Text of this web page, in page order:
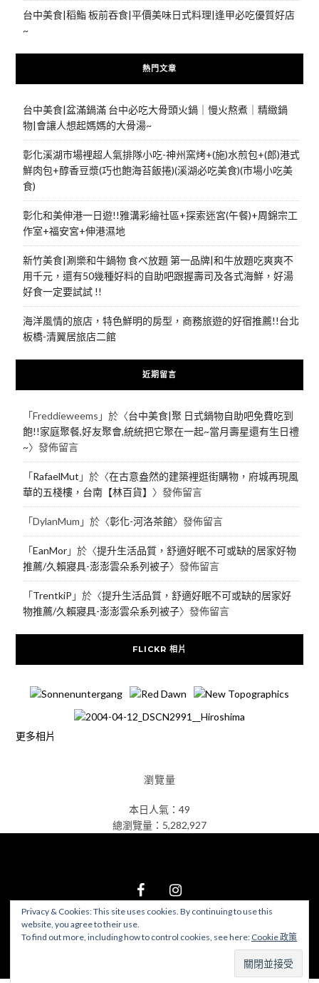
台中美食|稻鮨 板前吞食|平價美味日式料理|逢甲必吃優質好店
~
熱門文章
台中美食|盆滿鍋滿 台中必吃大骨頭火鍋｜慢火熬煮｜精緻鍋
物|會讓人想起媽媽的大骨湯~
彰化溪湖市場裡超人氣排隊小吃-神州窯烤+(施)水煎包+(郎)港式
鮮肉包+醇香豆漿(巧也飽海苔飯捲)(溪湖必吃美食)(市場小吃美
食)
彰化和美伸港一日遊!!雅溝彩繪社區+探索迷宮(午餐)+周錦宗工
作室+福安宮+伸港濕地
新竹美食|涮樂和牛鍋物 食べ放題 第一品牌|和牛放題吃爽爽不
用千元，還有50幾種好料的自助吧跟握壽司及各式海鮮，好湯
好食一定要試試 !!
海洋風情的旅店，特色鮮明的房型，商務旅遊的好宿推薦!!台北
板橋-清翼居旅店二館
近期留言
「Freddieweems 」於〈台中美食|聚 日式鍋物自助吧免費吃到
飽!!家庭聚餐,好友聚會,統統把它聚在一起~當月壽星還有生日禮
~〉發佈留言
「RafaelMut 」於〈在古意盎然的建築裡逛街購物，府城再現風
華的五棧樓，台南【林百貨】 〉發佈留言
「DylanMum 」於〈彰化-河洛茶館〉發佈留言
「EanMor」於〈提升生活品質，舒適好眠不可或缺的居家好物
推薦/久賴寢具-澎澎雲朵系列被子〉發佈留言
「TrentkiP 」於〈提升生活品質，舒適好眠不可或缺的居家好
物推薦/久賴寢具-澎澎雲朵系列被子〉發佈留言
FLICKR 相片
更多相片
瀏覽量
本日人氣：49
總瀏覽量：5,282,927
© 2026 食在好遊趣 – Black Theme by ZThemes Studio
Privacy & Cookies: This site uses cookies. By continuing to use this
website, you agree to their use.
To find out more, including how to control cookies, see here: Cookie 政策